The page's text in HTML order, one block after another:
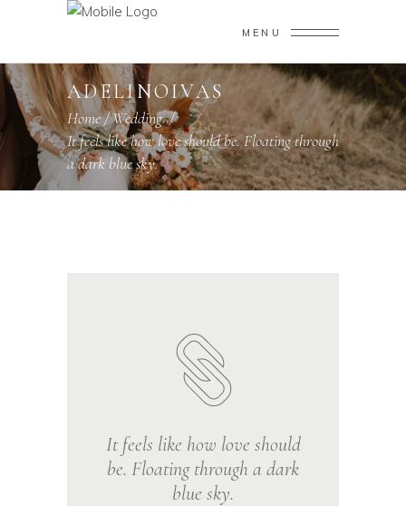
MENU
ADELINOIVAS
Home/Wedding/
It feels like how love should be. Floating through
a dark blue sky.
It feels like how love should
be. Floating through a dark
blue sky.